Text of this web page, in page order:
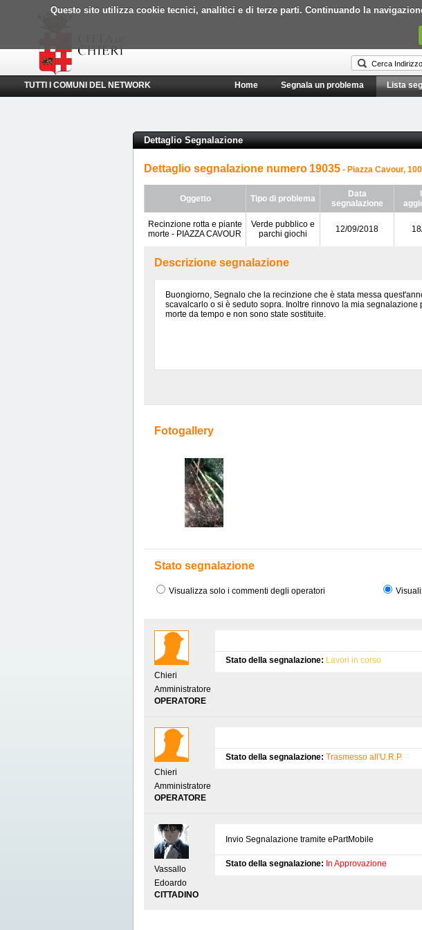
Questo sito utilizza cookie tecnici, analitici e di terze parti. Continuando la
TUTTI I COMUNI DEL NETWORK Home Segnala un problema Lista
Dettaglio Segnalazione
Dettaglio segnalazione numero 19035 - Piazza Cavour,
Oggetto Tipo di problema
Data
segnalazione
Recinzione rotta e piante
morte - PIAZZA CAVOUR
Verde pubblico e
parchi giochi
12/09/2018
Descrizione segnalazione
Buongiorno, Segnalo che la recinzione che è stata messa
scavalcarlo o si è seduto sopra. Inoltre rinnovo la mia
morte da tempo e non sono state sostituite.
Fotogallery
Stato segnalazione
Visualizza solo i commenti degli operatori
Chieri
Amministratore
OPERATORE
Stato della segnalazione: Lavori in corso
Chieri
Amministratore
OPERATORE
Stato della segnalazione: Trasmesso all'U.R.P.
Vassallo
Edoardo
CITTADINO
Invio Segnalazione tramite ePartMobile
Stato della segnalazione: In Approvazione